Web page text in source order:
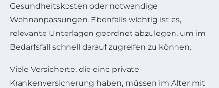
Gesundheitskosten oder notwendige
Wohnanpassungen. Ebenfalls wichtig ist es,
relevante Unterlagen geordnet abzulegen, um im
Bedarfsfall schnell darauf zugreifen zu können.
Viele Versicherte, die eine private
Krankenversicherung haben, müssen im Alter mit